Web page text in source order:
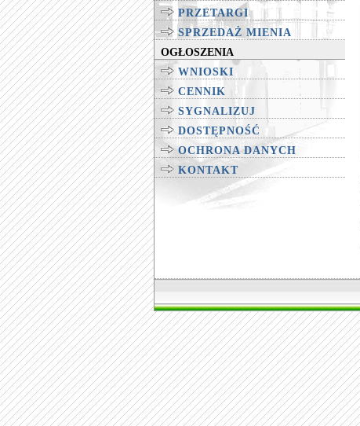
PRZETARGI
SPRZEDAŻ MIENIA
OGŁOSZENIA
WNIOSKI
CENNIK
SYGNALIZUJ
DOSTĘPNOŚĆ
OCHRONA DANYCH
KONTAKT